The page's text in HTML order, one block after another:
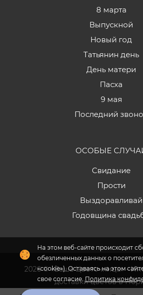
На этом веб-сайте происходит
обезличенных данных о
«cookie»). Оставаясь на этом
свое согласие.Политика
8 марта
Выпускной
Новый год
Татьянин день
День матери
Пасха
9 мая
Последний
ОСОБЫЕ
Свидание
Прости
Выздоравливай
Годовщина
2026 © «Ваша Цветочница» -
доставки цветов в